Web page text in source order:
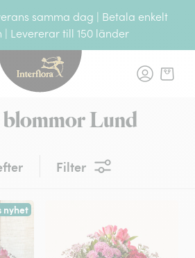
samma dag | Betala enkelt
| Levererar till 150 länder
Interflora -
blommor Lund
Filter
nyhet